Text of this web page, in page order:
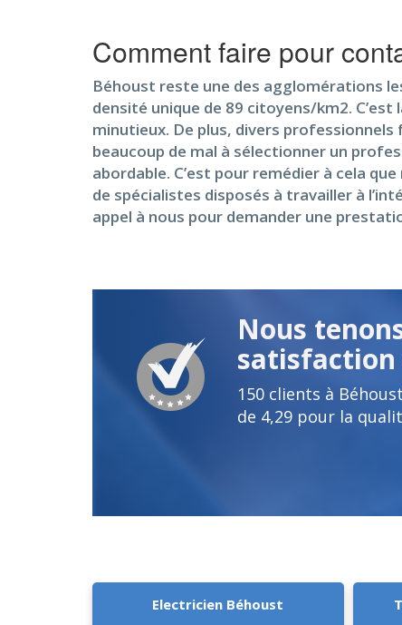
Comment faire pour
Béhoust reste une des agglomérations
densité unique de 89 citoyens/km2.
minutieux. De plus, divers
beaucoup de mal à sélectionner un
abordable. C’est pour remédier à cela
de spécialistes disposés à travailler à
appel à nous pour demander une
Nous
satisfaction
150 clients à
de 4,29 pour la
Electricien Béhoust